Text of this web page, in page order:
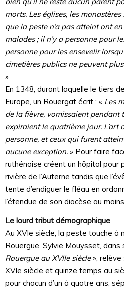
morts. Les églises, les
que la peste n’a pas atteint ont
malades ; il n’y a personne pour
personne pour les ensevelir
cimetières publics ne peuvent
»
En 1348, durant laquelle le tiers
Europe, un Rouergat écrit : « Les
de la fièvre, vomissaient pendant
expiraient le quatrième jour. L’art
personne, et ceux qui furent
aucune exception. » Pour faire
ruthénoise créent un hôpital pour
rivière de l’Auterne tandis que
tente d’endiguer le fléau en
l’étendue de son diocèse au
Le lourd tribut démographique
Au XVIe siècle, la peste touche à
Rouergue. Sylvie Mouysset, dans
Rouergue au XVIIe siècle»,
XVIe siècle et quinze temps au
pour chacun d’un à quatre ans,